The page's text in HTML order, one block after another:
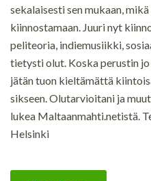
sekalaisesti sen mukaan,
kiinnostamaan. Juuri nyt
peliteoria, indiemusiikki,
tietysti olut. Koska perustin
jätän tuon kieltämättä
sikseen. Olutarvioitani ja
lukea Maltaanmahti.netistä.
Helsinki